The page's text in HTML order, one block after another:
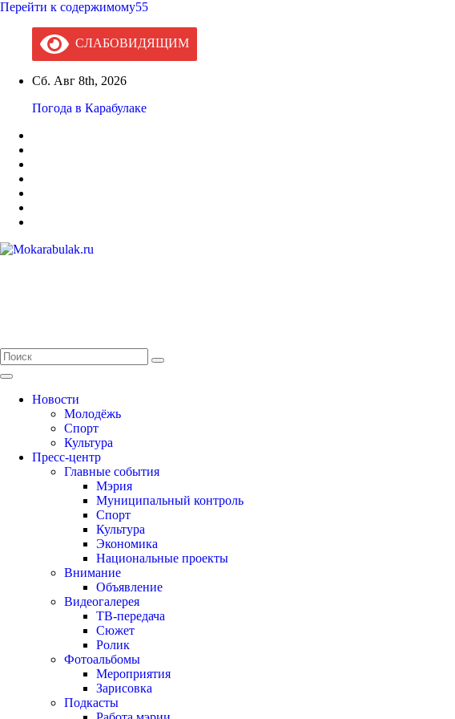
Перейти к содержимому55
СЛАБОВИДЯЩИМ
Сб. Авг 8th, 2026
Погода в Карабулаке
Новости
Молодёжь
Спорт
Культура
Пресс-центр
Главные события
Мэрия
Муниципальный контроль
Спорт
Культура
Экономика
Национальные проекты
Внимание
Объявление
Видеогалерея
ТВ-передача
Сюжет
Ролик
Фотоальбомы
Мероприятия
Зарисовка
Подкасты